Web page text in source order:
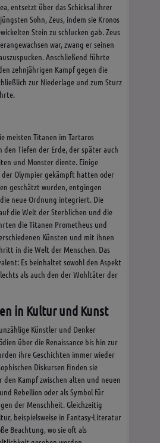
entsetzt über das Schicksal ihrer
Sohn, Zeus, indem sie Kronos
Stein zu schlucken gab. Zeus
war, zwang er seinen
Anschließend führte
zehnjährigen Kampf gegen die
zur Niederlage und zum Sturz
meisten Titanen im Tartaros
Tiefen der Erde, der später auch
und Monster diente. Einige
der Olympier gekämpft hatten oder
geschätzt wurden, entgingen
neue Ordnung integriert. Die
die Welt der Sterblichen und die
die Titanen Prometheus und
Künsten und mit ihnen
in die Welt der Menschen. Das
Es beinhaltet sowohl den Aspekt
als auch den der Wohltäter der
in Kultur und Kunst
Künstler und Denker
über die Renaissance bis hin zur
ihre Geschichten immer wieder
Diskursen finden sie
Kampf zwischen alten und neuen
Rebellion oder als Symbol für
der Menschheit. Gleichzeitig
beispielsweise in Fantasy-Literatur
Beachtung, wo sie oft als